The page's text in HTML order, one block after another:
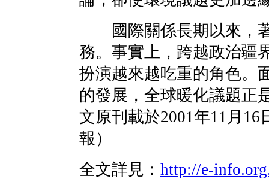
國際關係長期以來，著
務。事實上，跨越政治疆
扮演越來越吃重的角色。
的發展，全球暖化議題正
文原刊載於2001年11月
報）
全文詳見： http://e-